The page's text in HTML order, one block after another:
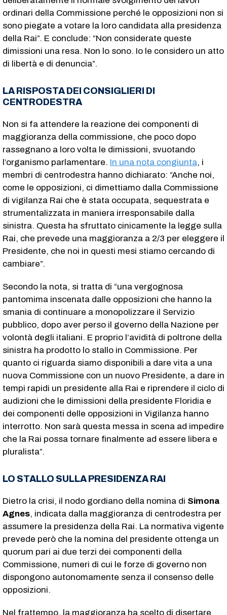
ordinari della Commissione perché le opposizioni non si
sono piegate a votare la loro candidata alla presidenza
della Rai”. E conclude: “Non considerate queste
dimissioni una resa. Non lo sono. Io le considero un atto
di libertà e di denuncia”.
LA RISPOSTA DEI CONSIGLIERI DI
CENTRODESTRA
Non si fa attendere la reazione dei componenti di
maggioranza della commissione, che poco dopo
rassegnano a loro volta le dimissioni, svuotando
l’organismo parlamentare. In una nota congiunta, i
membri di centrodestra hanno dichiarato: “Anche noi,
come le opposizioni, ci dimettiamo dalla Commissione
di vigilanza Rai che è stata occupata, sequestrata e
strumentalizzata in maniera irresponsabile dalla
sinistra. Questa ha sfruttato cinicamente la legge sulla
Rai, che prevede una maggioranza a 2/3 per eleggere il
Presidente, che noi in questi mesi stiamo cercando di
cambiare”.
Secondo la nota, si tratta di “una vergognosa
pantomima inscenata dalle opposizioni che hanno la
smania di continuare a monopolizzare il Servizio
pubblico, dopo aver perso il governo della Nazione per
volontà degli italiani. E proprio l’avidità di poltrone della
sinistra ha prodotto lo stallo in Commissione. Per
quanto ci riguarda siamo disponibili a dare vita a una
nuova Commissione con un nuovo Presidente, a dare in
tempi rapidi un presidente alla Rai e riprendere il ciclo di
audizioni che le dimissioni della presidente Floridia e
dei componenti delle opposizioni in Vigilanza hanno
interrotto. Non sarà questa messa in scena ad impedire
che la Rai possa tornare finalmente ad essere libera e
pluralista”.
LO STALLO SULLA PRESIDENZA RAI
Dietro la crisi, il nodo gordiano della nomina di Simona
Agnes, indicata dalla maggioranza di centrodestra per
assumere la presidenza della Rai. La normativa vigente
prevede però che la nomina del presidente ottenga un
quorum pari ai due terzi dei componenti della
Commissione, numeri di cui le forze di governo non
dispongono autonomamente senza il consenso delle
opposizioni.
Nel frattempo, la maggioranza ha scelto di disertare